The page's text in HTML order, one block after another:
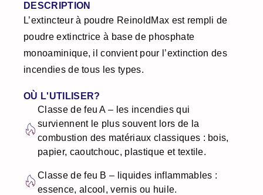
DESCRIPTION
L’extincteur à poudre ReinoldMax est rempli de
poudre extinctrice à base de phosphate
monoaminique, il convient pour l’extinction des
incendies de tous les types.
OÙ L'UTILISER?
Classe de feu A – les incendies qui
surviennent le plus souvent lors de la
combustion des matériaux classiques : bois,
papier, caoutchouc, plastique et textile.
Classe de feu B – liquides inflammables :
essence, alcool, vernis ou huile.